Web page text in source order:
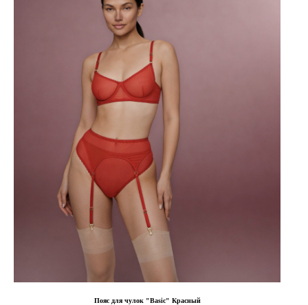
Пояс для чулок "Basic" Красный